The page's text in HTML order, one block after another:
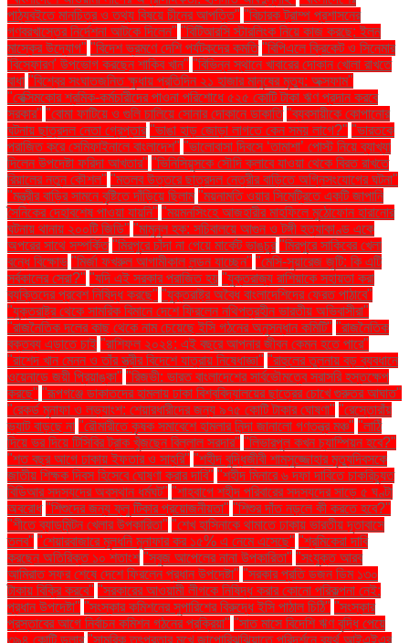
পাঠ্যবইতে মানচিত্র ও তথ্য বিষয়ে চীনের আপত্তি" "বিচারক ট্রাম্প প্রশাসনের
গণবরখাস্তের নির্দেশনা আটকে দিলেন" "বিটিআরসি স্টারলিংক নিয়ে কাজ করছে: ইলন
মাস্কের উদ্যোগ" "বিদেশ ভ্রমণে দেশি পর্যটকদের কমতি "বিপিএলে ক্রিকেট ও সিনেমার
'বিস্ফোরণ' উপভোগ করছেন শাকিব খান" "বিভিন্ন স্থানে খাবারের দোকান খোলা রাখতে
বাধা "বিশ্বের সংঘাতজনিত ক্ষুধায় প্রতিদিন ২১ হাজার মানুষের মৃত্যু: অক্সফাম"
"বেক্সিমকোর শ্রমিক-কর্মচারীদের পাওনা পরিশোধে ৫২৫ কোটি টাকা ঋণ প্রদান করবে
সরকার" "বোমা ফাটিয়ে ও গুলি চালিয়ে সোনার দোকানে ডাকাতি "ব্যবসায়ীকে কোপানোর
ঘটনায় ছাত্রদল নেতা গ্রেপ্তার "ভাঙা হাড় জোড়া লাগতে কেন সময় লাগে?" "ভারতকে
পরাজিত করে সেমিফাইনালে বাংলাদেশ" "ভালোবাসা দিবসে ‘তামাশা’ পোস্ট নিয়ে ব্যাখ্যা
দিলেন উপদেষ্টা ফরিদা আখতার" "ভিনিসিয়ুসকে সৌদি ক্লাবে যাওয়া থেকে বিরত রাখতে
রিয়ালের নতুন কৌশল" "মতলব উত্তরে ছাত্রদল নেত্রীর বাড়িতে অগ্নিসংযোগের ঘটনা"
"মন্ত্রীর বাড়ির সামনে বৃষ্টিতে দাঁড়িয়ে ছিলাম "ময়নামতি ওয়ার সিমেট্রিতে একটি জাপানি
সৈনিকের দেহাবশেষ পাওয়া যায়নি" "ময়মনসিংহে আজহারীর মাহফিলে মুঠোফোন হারানোর
ঘটনায় থানায় ২০০টি জিডি" "মামুনুল হক: সচিবালয়ে আগুন ও টঙ্গী হত্যাকাণ্ড একে
অপরের সাথে সম্পর্কিত "মিরপুরে চাঁদা না পেয়ে মার্কেট ভাঙচুর "মিরপুরে সাকিবের খেলা
বন্ধে বিক্ষোভ "মির্জা ফখরুল আগামীকাল লন্ডন যাচ্ছেন" "মেসি-সুয়ারেজ জুটি: কি এটি
সর্বকালের সেরা?" "যদি এই সরকার পরাজিত হয় "যুক্তরাজ্য রাশিয়াকে সহায়তা করা
ব্যক্তিদের প্রবেশ নিষিদ্ধ করছে" "যুক্তরাষ্ট্র অবৈধ বাংলাদেশিদের ফেরত পাঠাবে"
"যুক্তরাষ্ট্র থেকে সামরিক বিমানে দেশে ফিরলেন নথিপত্রহীন ভারতীয় অভিবাসীরা"
"রাজনৈতিক দলের কাছ থেকে নাম চেয়েছে ইসি গঠনের অনুসন্ধান কমিটি" "রাজনৈতিক
বক্তব্য এড়াতে চাই "রাশিফল ২০২৪: এই বছরে আপনার জীবন কেমন হতে পারে"
"রাশেদ খান মেনন ও তাঁর স্ত্রীর বিদেশে যাত্রায় নিষেধাজ্ঞা" "রাহুলের তুলনায় বড় ব্যবধানে
ওয়েনাডে জয়ী প্রিয়াঙ্কা" "রিজভী: ভারত বাংলাদেশের সার্বভৌমত্বে সরাসরি হস্তক্ষেপ
করছে" "রূপগঞ্জে ডাকাতদের হামলায় ঢাকা বিশ্ববিদ্যালয়ের ছাত্রের চোখে গুরুতর আঘাত"
"রেকর্ড মুনাফা ও লভ্যাংশ: শেয়ারধারীদের জন্য ৯৭৫ কোটি টাকার ঘোষণা" "রেস্তোরাঁয়
ভ্যাট বাড়ছে না "রৌমারীতে কৃষক সমাবেশে হামলার নিন্দা জানালো গণতন্ত্র মঞ্চ" "লাঠি
দিয়ে ভর দিয়ে টিসিবির ট্রাক খুঁজছেন বিল্লাল সরদার" "লিভারপুল কখন চ্যাম্পিয়ন হবে?"
"শত বছর আগে ঢাকায় ইফতার ও সাহ্‌রি" "শহীদ বুদ্ধিজীবী শামসুজ্জোহার মৃত্যুদিবসকে
জাতীয় শিক্ষক দিবস হিসেবে ঘোষণা করার দাবি" "শহীদ মিনারে ৬ দফা দাবিতে চাকরিচ্যুত
বিডিআর সদস্যদের অবস্থান ধর্মঘট" "শাহবাগে শহীদ পরিবারের সদস্যদের সাড়ে ৫ ঘণ্টা
অবরোধ "শিশুদের জন্য ফ্লু টিকার প্রয়োজনীয়তা" "শিশুর দাঁত নড়লে কী করতে হবে?"
"শীতে ব্যাডমিন্টন খেলার উপকারিতা" "শেখ হাসিনাকে থামাতে ঢাকায় ভারতীয় দূতাবাসে
তলব" "শেয়ারবাজারে মূলধনি মুনাফার কর ১৫% এ নেমে এসেছে" "শ্রমিকেরা দাবি
করছেন অতিরিক্ত ১০ শতাংশ "সবুজ আপেলের নানা উপকারিতা" "সংযুক্ত আরব
আমিরাত সফর শেষে দেশে ফিরলেন প্রধান উপদেষ্টা" "সরকার প্রতি ডজন ডিম ১৩০
টাকায় বিক্রি করবে" "সরকারের আওয়ামী লীগকে নিষিদ্ধ করার কোনো পরিকল্পনা নেই:
প্রধান উপদেষ্টা" "সংস্কার কমিশনের সুপারিশের বিরুদ্ধে ইসি পাঠাল চিঠি" "সংস্কার
প্রস্তাবের আগে নির্বাচন কমিশন গঠনের প্রক্রিয়া" "সাত মাসে বিদেশি ঋণ বৃদ্ধি পেয়ে
৩৯৪ কোটি ডলার "সামরিক তৎপরতার মুখে জাপোরিঝঝিয়াতে পরিদর্শনে ব্যর্থ আইএইএর